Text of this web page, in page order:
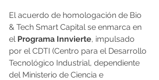
El acuerdo de homologación de Bio
& Tech Smart Capital se enmarca en
el Programa Innvierte, impulsado
por el CDTI (Centro para el Desarrollo
Tecnológico Industrial, dependiente
del Ministerio de Ciencia e